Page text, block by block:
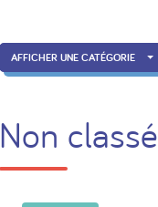
AFFICHER UNE CATÉGORIE
Non classé